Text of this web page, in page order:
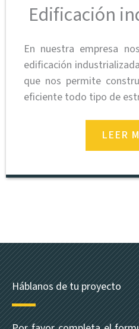
Edificación
En nuestra empresa
edificación
que nos permite
eficiente todo tipo de
LEER
Háblanos de tu proyecto